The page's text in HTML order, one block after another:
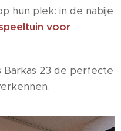
hun plek: in de nabije
voor
Barkas 23 de perfecte